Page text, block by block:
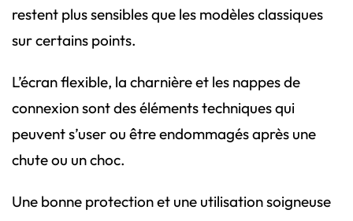
restent plus sensibles que les modèles classiques
sur certains points.
L’écran flexible, la charnière et les nappes de
connexion sont des éléments techniques qui
peuvent s’user ou être endommagés après une
chute ou un choc.
Une bonne protection et une utilisation soigneuse